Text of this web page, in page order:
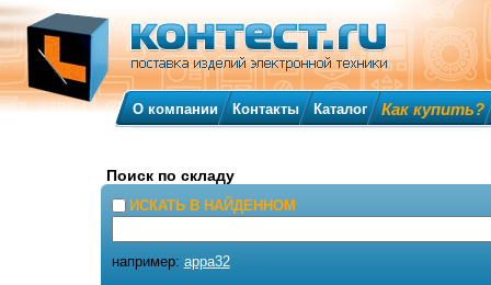
О компании Контакты Каталог Как купить?
Поиск по складу
ИСКАТЬ В НАЙДЕННОМ
например: appa32